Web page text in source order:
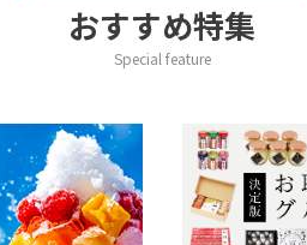
おすすめ特集
Special feature